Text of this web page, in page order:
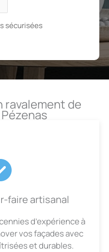
sécurisées
ravalement de
faire artisanal
d’expérience à
vos façades avec
et durables.